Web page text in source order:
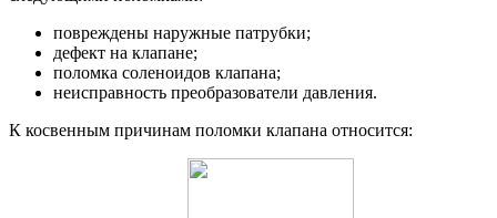
повреждены наружные патрубки;
дефект на клапане;
поломка соленоидов клапана;
неисправность преобразователи давления.
К косвенным причинам поломки клапана относится: